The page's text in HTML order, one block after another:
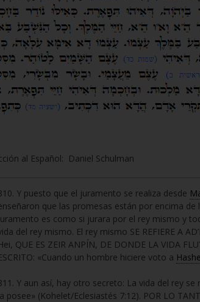
al Español: Daniel Schulman
Y puesto que el juramento se realiza desde
que las promesas están por encima
es como si jurara por el rey mismo y
del rey mismo. El rey mismo SE REFIERE A
QUE ES ZEIR ANPÍN, DE DONDE LA VIDA
«Cuando un hombre hiciere voto a
Y aun así, hay otro secreto: La vida del rey se
posee» (Kohelet/Eclesiastés 7:12). POR LO